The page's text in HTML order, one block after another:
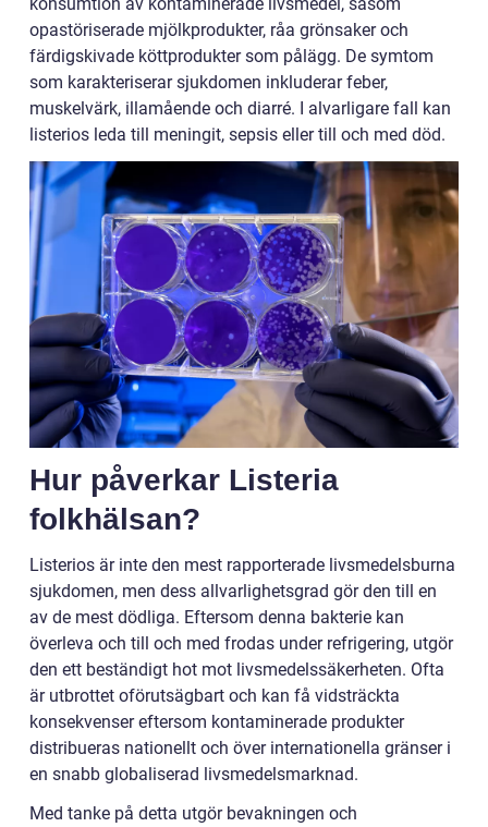
opastöriserade mjölkprodukter, råa grönsaker och
färdigskivade köttprodukter som pålägg. De symtom
som karakteriserar sjukdomen inkluderar feber,
muskelvärk, illamående och diarré. I alvarligare fall kan
listerios leda till meningit, sepsis eller till och med död.
Hur påverkar Listeria
folkhälsan?
Listerios är inte den mest rapporterade livsmedelsburna
sjukdomen, men dess allvarlighetsgrad gör den till en
av de mest dödliga. Eftersom denna bakterie kan
överleva och till och med frodas under refrigering, utgör
den ett beständigt hot mot livsmedelssäkerheten. Ofta
är utbrottet oförutsägbart och kan få vidsträckta
konsekvenser eftersom kontaminerade produkter
distribueras nationellt och över internationella gränser i
en snabb globaliserad livsmedelsmarknad.
Med tanke på detta utgör bevakningen och